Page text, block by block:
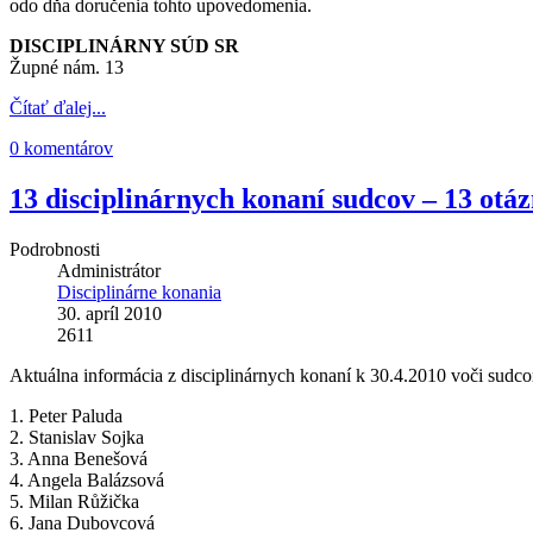
odo dňa doručenia tohto upovedomenia.
DISCIPLINÁRNY SÚD SR
Župné nám. 13
Čítať ďalej...
0 komentárov
13 disciplinárnych konaní sudcov – 13
Podrobnosti
Administrátor
Disciplinárne konania
30. apríl 2010
2611
Aktuálna informácia z disciplinárnych konaní k 30.4.2010 voči
1. Peter Paluda
2. Stanislav Sojka
3. Anna Benešová
4. Angela Balázsová
5. Milan Růžička
6. Jana Dubovcová